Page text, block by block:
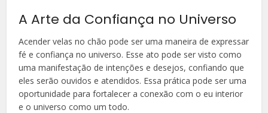
A Arte da Confiança no Universo
Acender velas no chão pode ser uma maneira de expressar
fé e confiança no universo. Esse ato pode ser visto como
uma manifestação de intenções e desejos, confiando que
eles serão ouvidos e atendidos. Essa prática pode ser uma
oportunidade para fortalecer a conexão com o eu interior
e o universo como um todo.